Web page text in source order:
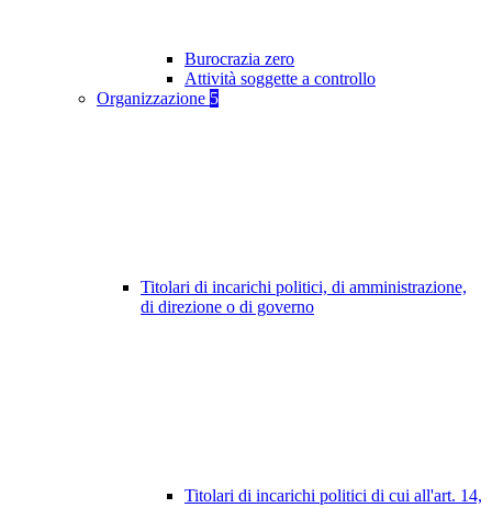
Burocrazia zero
Attività soggette a controllo
Organizzazione 5
Titolari di incarichi politici, di amministrazione,
di direzione o di governo
Titolari di incarichi politici di cui all'art. 14,